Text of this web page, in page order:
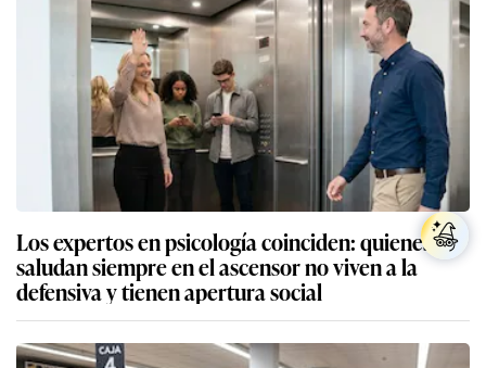
Los expertos en psicología coinciden: quienes
saludan siempre en el ascensor no viven a la
defensiva y tienen apertura social